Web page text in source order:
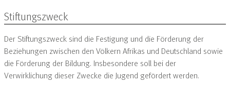
Stiftungszweck
Der Stiftungszweck sind die Festigung und die Förderung der
Beziehungen zwischen den Völkern Afrikas und Deutschland sowie
die Förderung der Bildung. Insbesondere soll bei der
Verwirklichung dieser Zwecke die Jugend gefördert werden.